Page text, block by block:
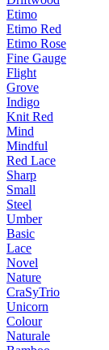
Etimo
Etimo Red
Etimo Rose
Fine Gauge
Flight
Grove
Indigo
Knit Red
Mind
Mindful
Red Lace
Sharp
Small
Steel
Umber
Basic
Lace
Novel
Nature
CraSyTrio
Unicorn
Colour
Naturale